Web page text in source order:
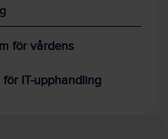
för vårdens
IT-upphandling